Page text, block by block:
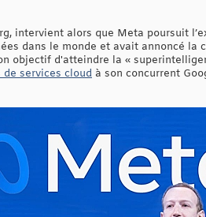
intervient alors que Meta poursuit
dans le monde et avait annoncé la
objectif d'atteindre la «
services cloud à son concurrent